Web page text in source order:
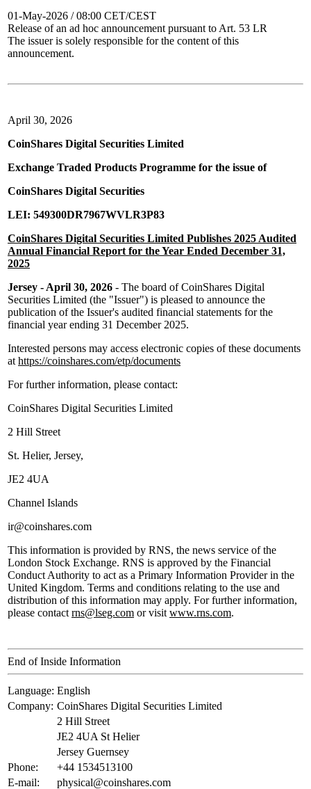
01-May-2026 / 08:00 CET/CEST
Release of an ad hoc announcement pursuant to Art. 53 LR
The issuer is solely responsible for the content of this
announcement.
April 30, 2026
CoinShares Digital Securities Limited
Exchange Traded Products Programme for the issue of
CoinShares Digital Securities
LEI: 549300DR7967WVLR3P83
CoinShares Digital Securities Limited Publishes 2025 Audited
Annual Financial Report for the Year Ended December 31,
2025
Jersey - April 30, 2026 - The board of CoinShares Digital
Securities Limited (the "Issuer") is pleased to announce the
publication of the Issuer's audited financial statements for the
financial year ending 31 December 2025.
Interested persons may access electronic copies of these documents
at https://coinshares.com/etp/documents
For further information, please contact:
CoinShares Digital Securities Limited
2 Hill Street
St. Helier, Jersey,
JE2 4UA
Channel Islands
ir@coinshares.com
This information is provided by RNS, the news service of the
London Stock Exchange. RNS is approved by the Financial
Conduct Authority to act as a Primary Information Provider in the
United Kingdom. Terms and conditions relating to the use and
distribution of this information may apply. For further information,
please contact rns@lseg.com or visit www.rns.com.
End of Inside Information
Language: English
Company: CoinShares Digital Securities Limited
2 Hill Street
JE2 4UA St Helier
Jersey Guernsey
Phone:
+44 1534513100
E-mail:
physical@coinshares.com